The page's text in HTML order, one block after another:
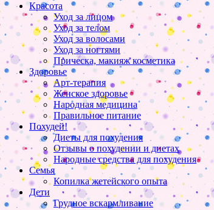
Красота
Уход за лицом
Уход за телом
Уход за волосами
Уход за ногтями
Прическа, макияж косметика
Здоровье
Арт-терапия
Женское здоровье
Народная медицина
Правильное питание
Похудей!
Диеты для похудения
Отзывы о похудении и диетах
Народные средства для похудения
Семья
Копилка жетейского опыта
Дети
Грудное вскармливание